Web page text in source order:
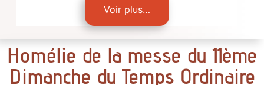
Voir plus…
Homélie de la messe du 11ème
Dimanche du Temps Ordinaire